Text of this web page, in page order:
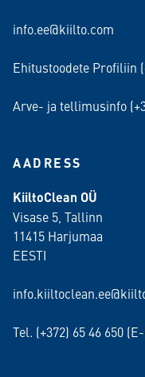
info.ee@kiilto.com
Ehitustoodete Profiliin
Arve- ja tellimusinfo
AADRESS
KiiltoClean OÜ
Visase 5, Tallinn
11415 Harjumaa
EESTI
Tel. (+372) 65 46 650